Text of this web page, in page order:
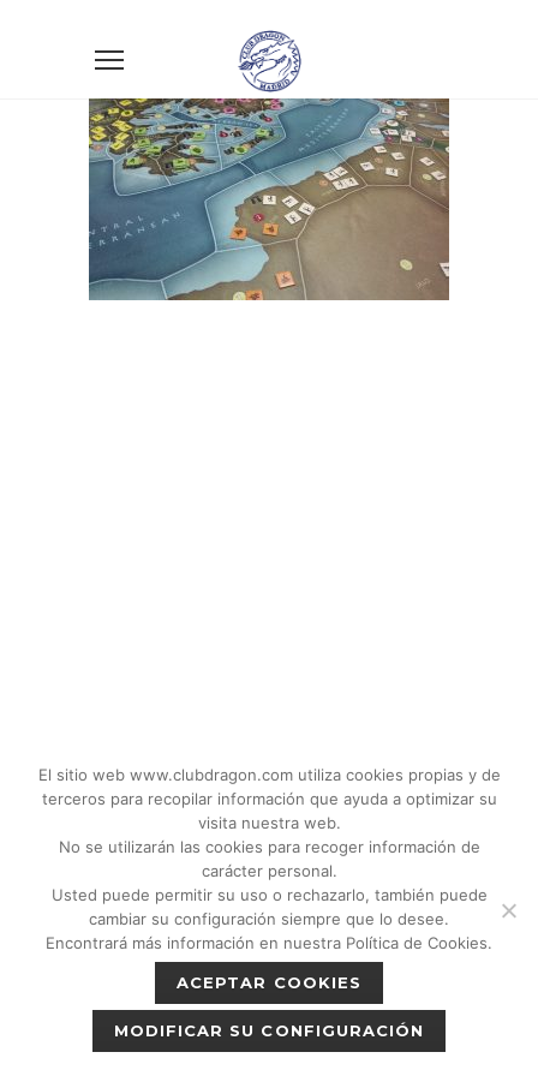
© 2018 - 2026 CLUB DRAGON MADRID |
C/Don Quijote, 5 Semisotano. Madrid (28020)
Política de privacidad|Política de cookies
El sitio web www.clubdragon.com utiliza cookies propias y de
terceros para recopilar información que ayuda a optimizar su
visita nuestra web.
No se utilizarán las cookies para recoger información de
carácter personal.
Usted puede permitir su uso o rechazarlo, también puede
cambiar su configuración siempre que lo desee.
Encontrará más información en nuestra Política de Cookies.
ACEPTAR COOKIES
MODIFICAR SU CONFIGURACIÓN